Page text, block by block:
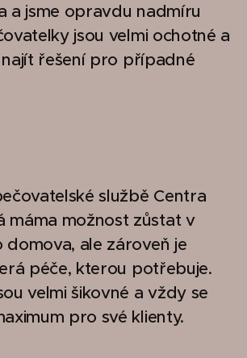
a jsme opravdu nadmíru
jsou velmi ochotné a
řešení pro případné
službě Centra
máma možnost zůstat v
domova, ale zároveň je
péče, kterou potřebuje.
velmi šikovné a vždy se
pro své klienty.